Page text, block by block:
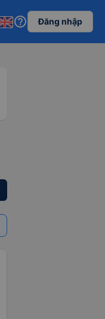
help_outline Đăng nhập